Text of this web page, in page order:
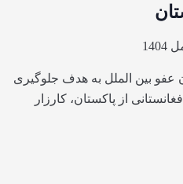
بین الملل به هدف جلوگیری
از پاکستان، کارزار